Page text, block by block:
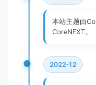
本站主题由
CoreNEXT。
2022-12